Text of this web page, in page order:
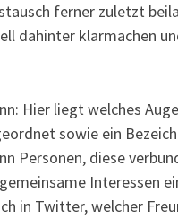
ferner zuletzt
dahinter klarmachen
Hier liegt welches
sowie ein
Personen, diese
Interessen
in Twitter, welcher